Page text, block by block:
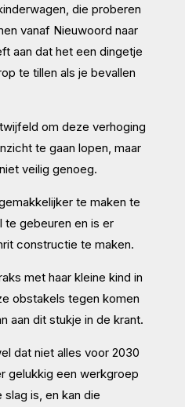
die proberen
vanaf Nieuwoord naar
aan dat het een dingetje
te tillen als je bevallen
om deze verhoging
te gaan lopen, maar
veilig genoeg.
te maken te
te gebeuren en is er
constructie te maken.
met haar kleine kind in
obstakels tegen komen
aan dit stukje in de krant.
dat niet alles voor 2030
gelukkig een werkgroep
is, en kan die